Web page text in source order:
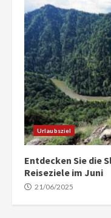
Urlaubsziel
Entdecken Sie die
Reiseziele im Juni
21/06/2025